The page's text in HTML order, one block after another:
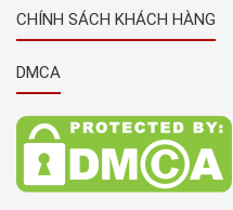
CHÍNH SÁCH KHÁCH HÀNG
DMCA